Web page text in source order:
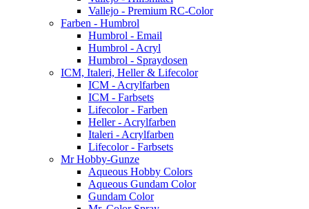
Vallejo - Premium RC-Color
Farben - Humbrol
Humbrol - Email
Humbrol - Acryl
Humbrol - Spraydosen
ICM, Italeri, Heller & Lifecolor
ICM - Acrylfarben
ICM - Farbsets
Lifecolor - Farben
Heller - Acrylfarben
Italeri - Acrylfarben
Lifecolor - Farbsets
Mr Hobby-Gunze
Aqueous Hobby Colors
Aqueous Gundam Color
Gundam Color